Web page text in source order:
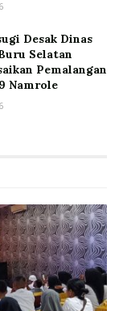
Desak Dinas
Selatan
Pemalangan
Namrole